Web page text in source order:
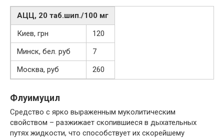
АЦЦ, 20 таб.шип./100 мг
Киев, грн
120
Минск, бел. руб
7
Москва, руб
260
Флуимуцил
Средство с ярко выраженным муколитическим
свойством – разжижает скопившиеся в дыхательных
путях жидкости, что способствует их скорейшему